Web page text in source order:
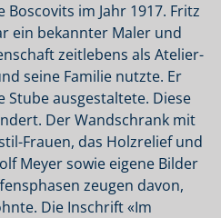
Boscovits im Jahr 1917. Fritz
ein bekannter Maler und
zeitlebens als Atelier-
seine Familie nutzte. Er
Stube ausgestaltete. Diese
Der Wandschrank mit
Frauen, das Holzrelief und
Meyer sowie eigene Bilder
zeugen davon,
Die Inschrift «Im